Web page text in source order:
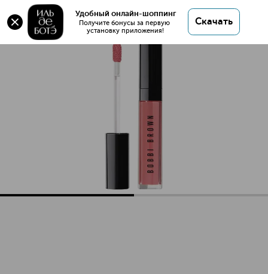
Удобный онлайн-шоппинг
Получите бонусы за первую
установку приложения!
Скачать
Оригинал 💯 Crushed Oil Infused Gloss Блеск для
губ купить в интернет магазине ИЛЬ ДЕ БОТЭ с
доставкой.